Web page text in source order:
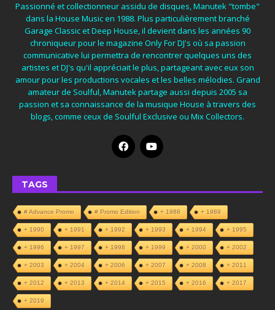
Passionné et collectionneur assidu de disques, Manutek "tombe"
dans la House Music en 1988. Plus particulièrement branché
Garage Classic et Deep House, il devient dans les années 90
chroniqueur pour le magazine Only For DJ's où sa passion
communicative lui permettra de rencontrer quelques uns des
artistes et DJ's qu'il appréciait le plus, partageant avec eux son
amour pour les productions vocales et les belles mélodies. Grand
amateur de Soulful, Manutek partage aussi depuis 2005 sa
passion et sa connaissance de la musique House à travers des
blogs, comme ceux de Soulful Exclusive ou Mix Collectors.
TAGS
# Advance Promo # Promo Edition + 1988 + 1989
+ 1990 + 1991 + 1992 + 1993 + 1994 + 1995
+ 1996 + 1997 + 1998 + 1999 + 2000 + 2002
+ 2003 + 2004 + 2006 + 2007 + 2008 + 2011
+ 2012 + 2013 + 2014 + 2015 + 2016 + 2017
+ 2019